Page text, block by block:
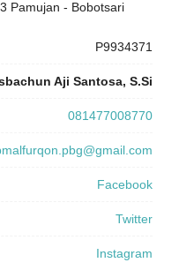
Pamujan - Bobotsari
P9934371
Aji Santosa, S.Si
081477008770
Facebook
Twitter
Instagram